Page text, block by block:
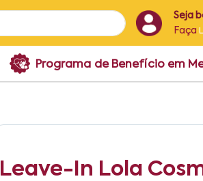
Seja
Faça
Programa de Benefício em
Leave-In Lola